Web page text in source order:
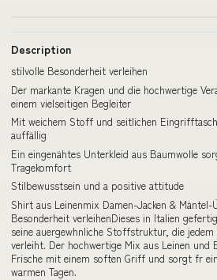
Description
stilvolle Besonderheit verleihen
Der markante Kragen und die hochwertige
einem vielseitigen Begleiter
Mit weichem Stoff und seitlichen
auffällig
Ein eingenähtes Unterkleid aus Baumwolle
Tragekomfort
Stilbewusstsein und a positive attitude
Shirt aus Leinenmix Damen-Jacken & Mäntel-
Besonderheit verleihenDieses in Italien
seine auergewhnliche Stoffstruktur, die
verleiht. Der hochwertige Mix aus Leinen und
Frische mit einem soften Griff und sorgt fr
warmen Tagen.